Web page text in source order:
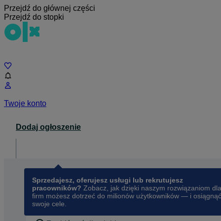
Przejdź do głównej części
Przejdź do stopki
Twoje konto
Dodaj ogłoszenie
Sprzedajesz, oferujesz usługi lub rekrutujesz
pracowników? Zobacz, jak dzięki naszym rozwiązaniom dla
firm możesz dotrzeć do milionów użytkowników — i osiągnąć
swoje cele.